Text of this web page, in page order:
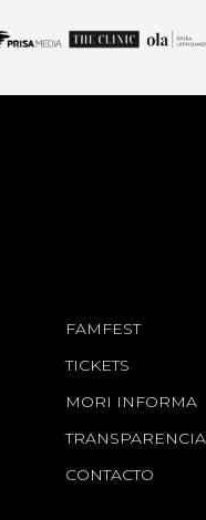
FAMFEST
TICKETS
MORI INFORMA
TRANSPARENCIA
CONTACTO